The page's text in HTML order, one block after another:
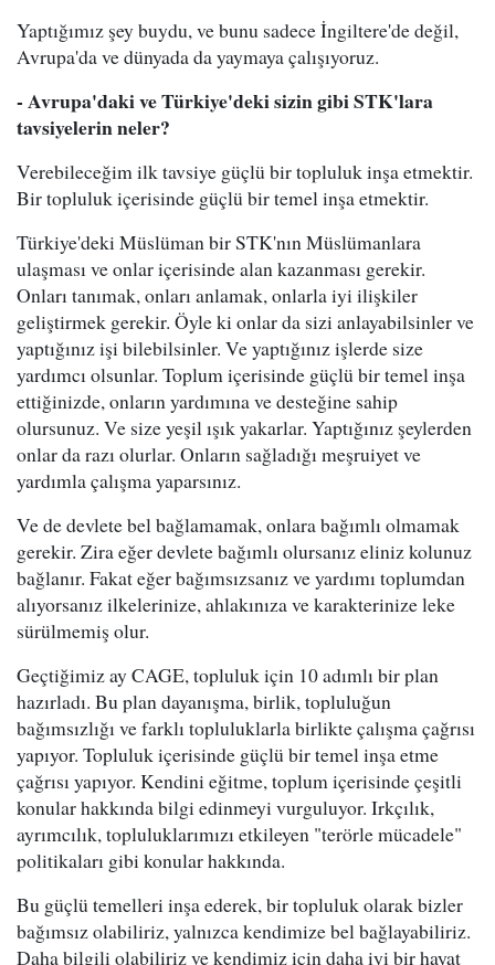
Yaptığımız şey buydu, ve bunu sadece İngiltere'de değil,
Avrupa'da ve dünyada da yaymaya çalışıyoruz.
- Avrupa'daki ve Türkiye'deki sizin gibi STK'lara
tavsiyelerin neler?
Verebileceğim ilk tavsiye güçlü bir topluluk inşa etmektir.
Bir topluluk içerisinde güçlü bir temel inşa etmektir.
Türkiye'deki Müslüman bir STK'nın Müslümanlara
ulaşması ve onlar içerisinde alan kazanması gerekir.
Onları tanımak, onları anlamak, onlarla iyi ilişkiler
geliştirmek gerekir. Öyle ki onlar da sizi anlayabilsinler ve
yaptığınız işi bilebilsinler. Ve yaptığınız işlerde size
yardımcı olsunlar. Toplum içerisinde güçlü bir temel inşa
ettiğinizde, onların yardımına ve desteğine sahip
olursunuz. Ve size yeşil ışık yakarlar. Yaptığınız şeylerden
onlar da razı olurlar. Onların sağladığı meşruiyet ve
yardımla çalışma yaparsınız.
Ve de devlete bel bağlamamak, onlara bağımlı olmamak
gerekir. Zira eğer devlete bağımlı olursanız eliniz kolunuz
bağlanır. Fakat eğer bağımsızsanız ve yardımı toplumdan
alıyorsanız ilkelerinize, ahlakınıza ve karakterinize leke
sürülmemiş olur.
Geçtiğimiz ay CAGE, topluluk için 10 adımlı bir plan
hazırladı. Bu plan dayanışma, birlik, topluluğun
bağımsızlığı ve farklı topluluklarla birlikte çalışma çağrısı
yapıyor. Topluluk içerisinde güçlü bir temel inşa etme
çağrısı yapıyor. Kendini eğitme, toplum içerisinde çeşitli
konular hakkında bilgi edinmeyi vurguluyor. Irkçılık,
ayrımcılık, topluluklarımızı etkileyen "terörle mücadele"
politikaları gibi konular hakkında.
Bu güçlü temelleri inşa ederek, bir topluluk olarak bizler
bağımsız olabiliriz, yalnızca kendimize bel bağlayabiliriz.
Daha bilgili olabiliriz ve kendimiz için daha iyi bir hayat